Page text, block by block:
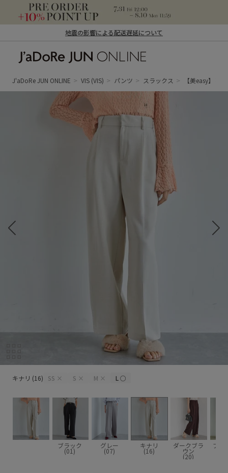
地震の影響による配送遅延について
ン オンライン）
J'aDoRe JUN ONLINE VIS (VIS) パンツ スラックス 【美easy】リ
キナリ (16) SS × S × M × L ○
ブラック
(01)
グレー
(07)
キナリ
(16)
ダークブラ
ウン
(20)
ブラ